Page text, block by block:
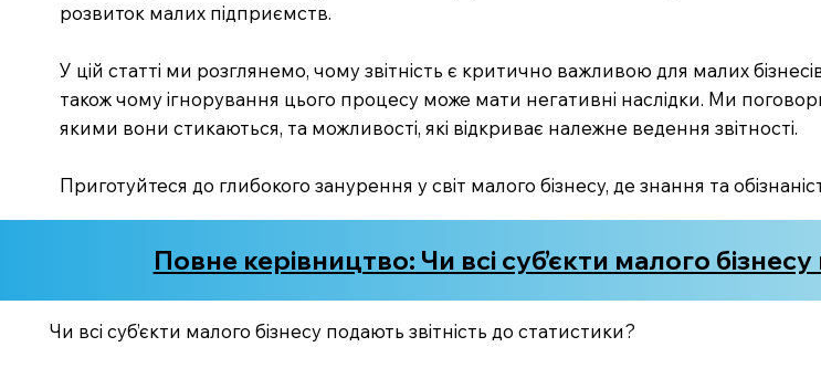
розвиток малих підприємств.
У цій статті ми розглянемо, чому звітність є критично важливою для малих
також чому ігнорування цього процесу може мати негативні наслідки. Ми
якими вони стикаються, та можливості, які відкриває належне ведення звітності.
Приготуйтеся до глибокого занурення у світ малого бізнесу, де знання та
Повне керівництво: Чи всі суб’єкти малого
Чи всі суб’єкти малого бізнесу подають звітність до статистики?